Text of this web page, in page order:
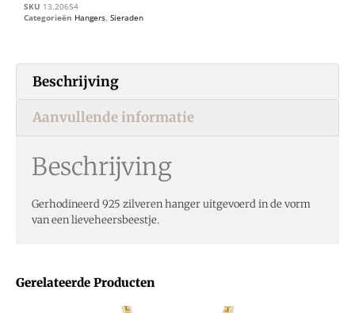
Gerelateerde Producten
SKU 13.20654
Categorieën Hangers, Sieraden
Beschrijving
Aanvullende informatie
Beschrijving
Gerhodineerd 925 zilveren hanger uitgevoerd in de vorm
van een lieveheersbeestje.